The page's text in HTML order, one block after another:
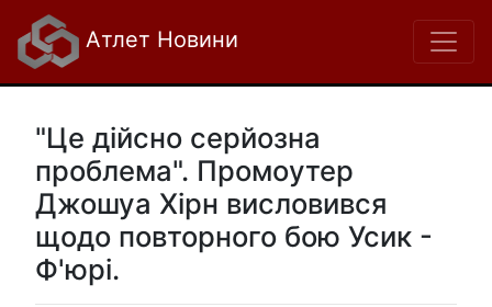
Атлет Новини
"Це дійсно серйозна
проблема". Промоутер
Джошуа Хірн висловився
щодо повторного бою Усик -
Ф'юрі.